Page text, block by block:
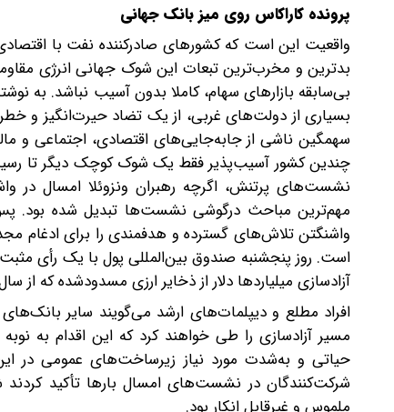
پرونده کاراکاس روی میز بانک جهانی
واقعیت این است که کشورهای صادرکننده نفت با اقتصادی
بدترین و مخرب‌ترین تبعات این شوک جهانی انرژی
بی‌سابقه بازارهای سهام، کاملا بدون آسیب نباشد. به
بسیاری از دولت‌های غربی، از یک تضاد حیرت‌انگیز و
سهمگین ناشی از جابه‌جایی‌های اقتصادی، اجتماعی و
چندین کشور آسیب‌پذیر فقط یک شوک کوچک دیگر تا
نشست‌های پرتنش، اگرچه رهبران ونزوئلا امسال در
مهم‌ترین مباحث درگوشی نشست‌ها تبدیل شده بود. پس
واشنگتن تلاش‌های گسترده و هدفمندی را برای ادغام
است. روز پنجشنبه صندوق بین‌المللی پول با یک رأی
آزادسازی میلیاردها دلار از ذخایر ارزی مسدودشده که از سال ۲۰۱۹ تحت تحریم حکومت ونزوئلا غیرقابل دسترس بودند، هموار
افراد مطلع و دیپلمات‌های ارشد می‌گویند سایر
مسیر آزادسازی را طی خواهند کرد که این اقدام به نوبه
حیاتی و به‌شدت مورد نیاز زیرساخت‌های عمومی در
شرکت‌کنندگان در نشست‌های امسال بارها تأکید کردند
ملموس و غیرقابل انکار بود.